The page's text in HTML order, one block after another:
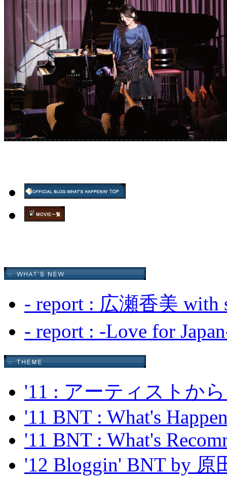
- report : 広瀬香美 with
- report : -Love for
'11 : アーティストか
'11 BNT : What's
'11 BNT : What's
'12 Bloggin' BNT by 原